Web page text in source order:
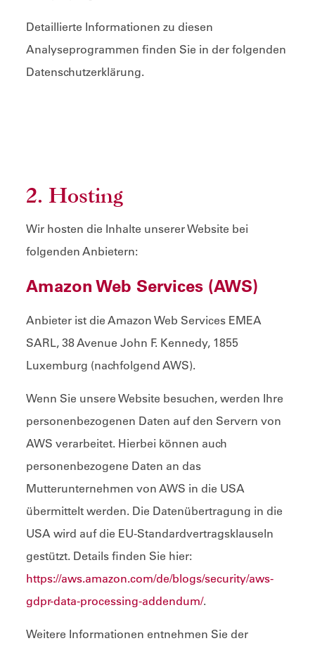
Detaillierte Informationen zu diesen
Analyseprogrammen finden Sie in der folgenden
Datenschutzerklärung.
2. Hosting
Wir hosten die Inhalte unserer Website bei
folgenden Anbietern:
Amazon Web Services (AWS)
Anbieter ist die Amazon Web Services EMEA
SARL, 38 Avenue John F. Kennedy, 1855
Luxemburg (nachfolgend AWS).
Wenn Sie unsere Website besuchen, werden Ihre
personenbezogenen Daten auf den Servern von
AWS verarbeitet. Hierbei können auch
personenbezogene Daten an das
Mutterunternehmen von AWS in die USA
übermittelt werden. Die Datenübertragung in die
USA wird auf die EU-Standardvertragsklauseln
gestützt. Details finden Sie hier:
https://aws.amazon.com/de/blogs/security/aws-
gdpr-data-processing-addendum/.
Weitere Informationen entnehmen Sie der